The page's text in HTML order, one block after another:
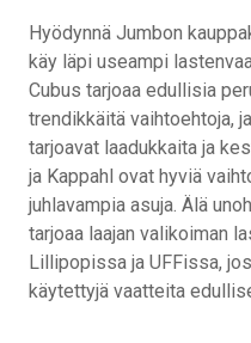
Hyödynnä Jumbon
käy läpi useampi
Cubus tarjoaa edullisia
trendikkäitä vaihtoehtoja,
tarjoavat laadukkaita ja
ja Kappahl ovat hyviä
juhlavampia asuja. Älä
tarjoaa laajan valikoiman
Lillipopissa ja UFFissa,
käytettyjä vaatteita